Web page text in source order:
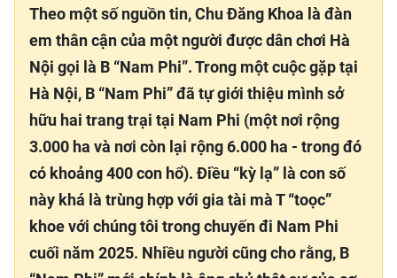
Theo một số nguồn tin, Chu Đăng Khoa là đàn
em thân cận của một người được dân chơi Hà
Nội gọi là B “Nam Phi”. Trong một cuộc gặp tại
Hà Nội, B “Nam Phi” đã tự giới thiệu mình sở
hữu hai trang trại tại Nam Phi (một nơi rộng
3.000 ha và nơi còn lại rộng 6.000 ha - trong đó
có khoảng 400 con hổ). Điều “kỳ lạ” là con số
này khá là trùng hợp với gia tài mà T “toọc”
khoe với chúng tôi trong chuyến đi Nam Phi
cuối năm 2025. Nhiều người cũng cho rằng, B